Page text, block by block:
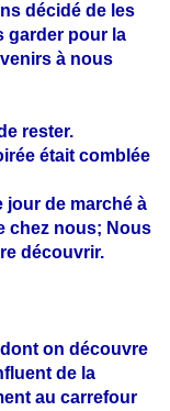
décidé de les
garder pour la
à nous
rester.
était comblée
jour de marché à
chez nous; Nous
découvrir.
on découvre
de la
au carrefour